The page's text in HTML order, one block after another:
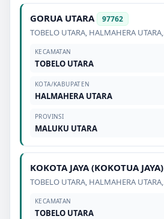
GORUA UTARA 97762
TOBELO UTARA, HALMAHERA UTARA,
KECAMATAN
TOBELO UTARA
KOTA/KABUPATEN
HALMAHERA UTARA
PROVINSI
MALUKU UTARA
KOKOTA JAYA (KOKOTUA JAYA)
TOBELO UTARA, HALMAHERA UTARA,
KECAMATAN
TOBELO UTARA